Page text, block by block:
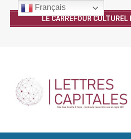
LE CARREFOUR CULTUREL
Français